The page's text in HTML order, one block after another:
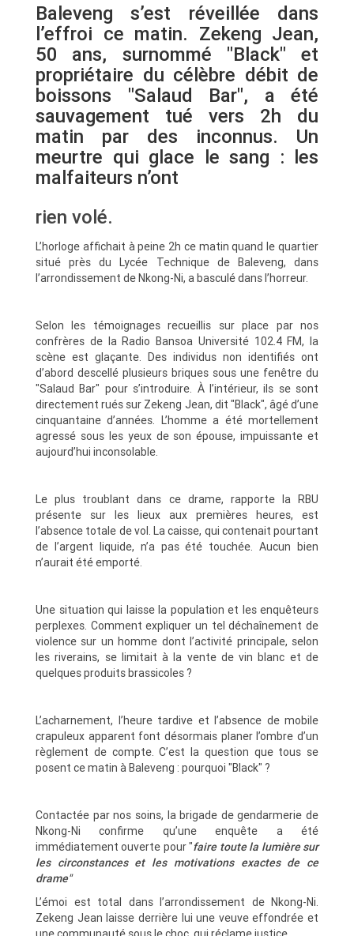
Baleveng s’est réveillée dans
l’effroi ce matin. Zekeng Jean,
50 ans, surnommé "Black" et
propriétaire du célèbre débit de
boissons "Salaud Bar", a été
sauvagement tué vers 2h du
matin par des inconnus. Un
meurtre qui glace le sang : les
malfaiteurs n’ont
rien volé.
L’horloge affichait à peine 2h ce matin quand le quartier
situé près du Lycée Technique de Baleveng, dans
l’arrondissement de Nkong-Ni, a basculé dans l’horreur.
Selon les témoignages recueillis sur place par nos
confrères de la Radio Bansoa Université 102.4 FM, la
scène est glaçante. Des individus non identifiés ont
d’abord descellé plusieurs briques sous une fenêtre du
"Salaud Bar" pour s’introduire. À l’intérieur, ils se sont
directement rués sur Zekeng Jean, dit "Black", âgé d’une
cinquantaine d’années. L’homme a été mortellement
agressé sous les yeux de son épouse, impuissante et
aujourd’hui inconsolable.
Le plus troublant dans ce drame, rapporte la RBU
présente sur les lieux aux premières heures, est
l’absence totale de vol. La caisse, qui contenait pourtant
de l’argent liquide, n’a pas été touchée. Aucun bien
n’aurait été emporté.
Une situation qui laisse la population et les enquêteurs
perplexes. Comment expliquer un tel déchaînement de
violence sur un homme dont l’activité principale, selon
les riverains, se limitait à la vente de vin blanc et de
quelques produits brassicoles ?
L’acharnement, l’heure tardive et l’absence de mobile
crapuleux apparent font désormais planer l’ombre d’un
règlement de compte. C’est la question que tous se
posent ce matin à Baleveng : pourquoi "Black" ?
Contactée par nos soins, la brigade de gendarmerie de
Nkong-Ni confirme qu’une enquête a été
immédiatement ouverte pour "faire toute la lumière sur
les circonstances et les motivations exactes de ce
drame"
L’émoi est total dans l’arrondissement de Nkong-Ni.
Zekeng Jean laisse derrière lui une veuve effondrée et